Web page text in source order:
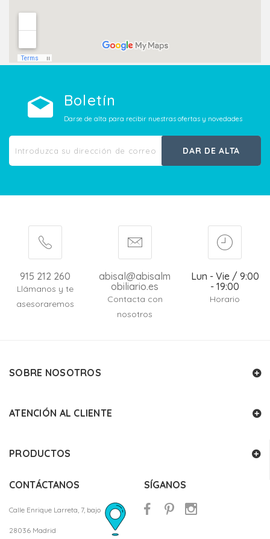
Boletín
Darse de alta para recibir nuestras ofertas y novedades
DAR DE ALTA
915 212 260
Llámanos y te
asesoraremos
abisal@abisalm
obiliario.es
Contacta con
nosotros
Lun - Vie / 9:00
- 19:00
Horario
SOBRE NOSOTROS
ATENCIÓN AL CLIENTE
PRODUCTOS
CONTÁCTANOS
Calle Enrique Larreta, 7, bajo
28036 Madrid
SÍGANOS